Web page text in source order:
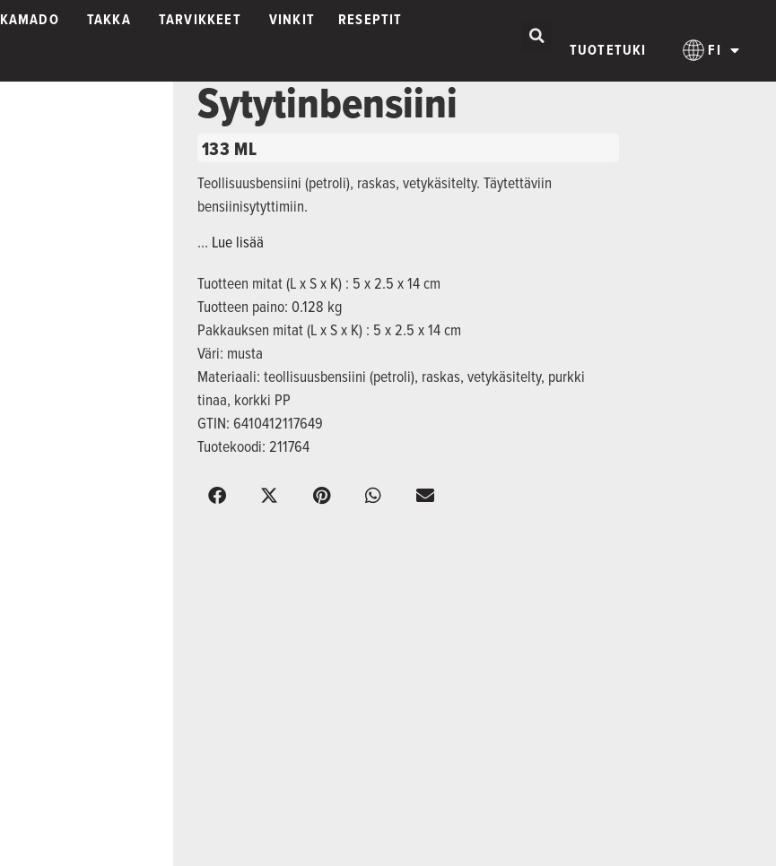
KAMADO TAKKA TARVIKKEET VINKIT
RESEPTIT
TUOTETUKI
FI
Sytytinbensiini
133 ML
Teollisuusbensiini (petroli), raskas, vetykäsitelty. Täytettäviin
bensiinisytyttimiin.
… Lue lisää
Tuotteen mitat (L x S x K) : 5 x 2.5 x 14 cm
Tuotteen paino: 0.128 kg
Pakkauksen mitat (L x S x K) : 5 x 2.5 x 14 cm
Väri: musta
Materiaali: teollisuusbensiini (petroli), raskas, vetykäsitelty, purkki
tinaa, korkki PP
GTIN: 6410412117649
Tuotekoodi: 211764